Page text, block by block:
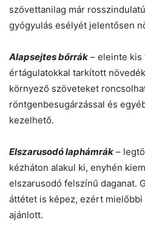
szövettanilag már
gyógyulás esélyét jelentősen
Alapsejtes bőrrák – eleinte kis
értágulatokkal tarkított
környező szöveteket
röntgenbesugárzással és
kezelhető.
Elszarusodó laphámrák –
kézháton alakul ki, enyhén
elszarusodó felszínű daganat.
áttétet is képez, ezért
ajánlott.